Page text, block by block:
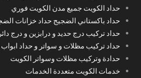
حداد الكويت جميع مدن الكويت فوري
حداد باكستاني الضجيج حداد خزانات
حداد تركيب درج حديد و درابزين و درج
حداد تركيب مظلات و سواتر و حداد
حدادة وتركيب مظلات وسواتر الكويت
خدمات الكويت متعددة الخدمات